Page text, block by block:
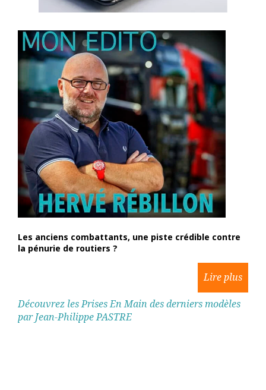
Les anciens combattants, une piste crédible contre
la pénurie de routiers ?
Découvrez les Prises En Main des derniers modèles
par Jean-Philippe PASTRE